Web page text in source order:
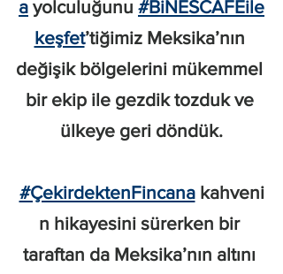
a yolculuğunu #BiNESCAFEile
keşfet’tiğimiz Meksika’nın
değişik bölgelerini mükemmel
bir ekip ile gezdik tozduk ve
ülkeye geri döndük.
#ÇekirdektenFincana kahveni
n hikayesini sürerken bir
taraftan da Meksika’nın altını